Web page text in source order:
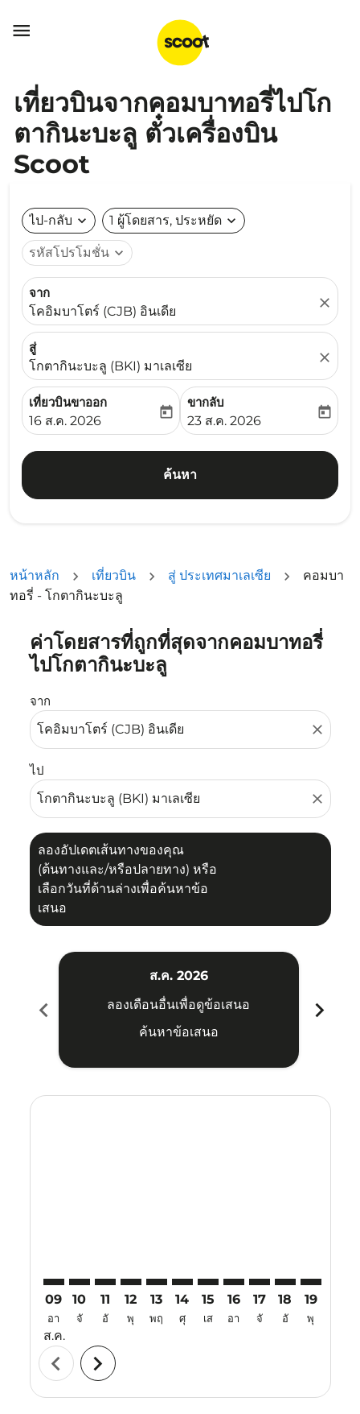

เที่ยวบินจากคอมบาทอรี่ไปโก
ตากินะบะลู ตั๋วเครื่องบิน
Scoot
ไป-กลับ expand_more 1 ผู้โดยสาร, ประหยัด expand_more
รหัสโปรโมชั่น expand_more
จาก
โคอิมบาโตร์ (CJB) อินเดีย
close
สู่
โกตากินะบะลู (BKI) มาเลเซีย
close
เที่ยวบินขาออก
fc-booking-departure-date-aria-label
16 ส.ค. 2026
today
ขากลับ
fc-booking-return-date-
23 ส.ค. 2026
today
ค้นหา
หน้าหลัก เที่ยวบิน สู่ ประเทศมาเลเซีย
คอมบา
ทอรี่ - โกตากินะบะลู
ค่าโดยสารที่ถูกที่สุดจากคอมบาทอรี่
ไปโกตากินะบะลู
จาก
close
ไป
close
ลองอัปเดตเส้นทางของคุณ
(ต้นทางและ/หรือปลายทาง) หรือ
เลือกวันที่ด้านล่างเพื่อค้นหาข้อ
เสนอ
ลองอัปเดตเส้นทางของคุณ (ต้นทางและ/หรือปลายทาง) หรื
chevron_left
ส.ค. 2026
ลองเดือนอื่นเพื่อดูข้อเสนอ
ค้นหาข้อเสนอ
chevron_right
09
อา
ส.ค.
10
จั
11
อั
12
พุ
13
พฤ
14
ศุ
15
เส
16
อา
17
จั
18
อั
19
พุ
chevron_left chevron_right